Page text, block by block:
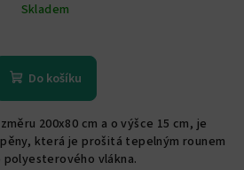
Skladem
Do košíku
200x80 cm a o výšce 15 cm, je
která je prošitá tepelným rounem
polyesterového vlákna.